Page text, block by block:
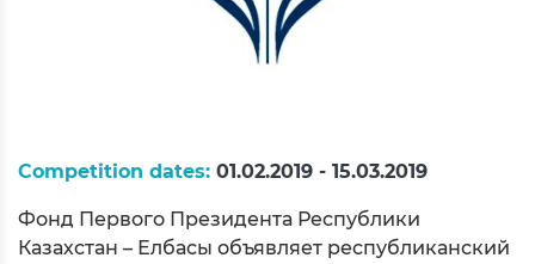
Competition dates: 01.02.2019 - 15.03.2019
Фонд Первого Президента Республики
Казахстан – Елбасы объявляет республиканский